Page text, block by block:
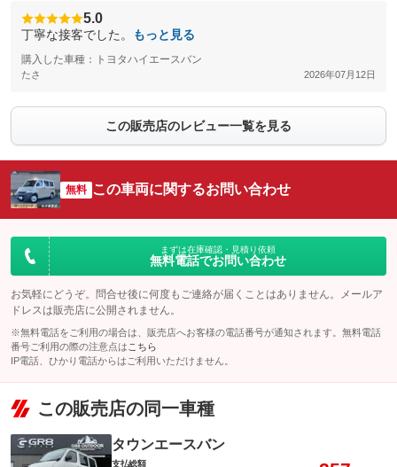
5.0
丁寧な接客でした。 もっと見る
購入した車種：トヨタハイエースバン
たさ 2026年07月12日
この販売店のレビュー一覧を見る
無料 この車両に関するお問い合わせ
まずは在庫確認・見積り依頼
無料電話でお問い合わせ
お気軽にどうぞ。問合せ後に何度もご連絡が届くことはありません。メールア
ドレスは販売店に公開されません。
※無料電話をご利用の場合は、販売店へお客様の電話番号が通知されます。無料電話
番号ご利用の際の注意点は こちら
IP電話、ひかり電話からはご利用いただけません。
この販売店の同一車種
タウンエースバン
支払総額